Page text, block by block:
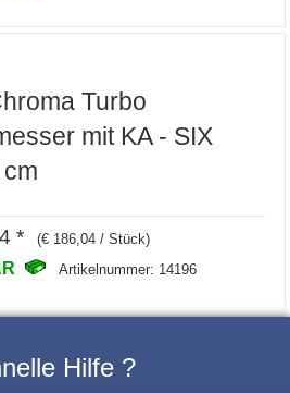
Turbo
mit KA - SIX
* (€ 186,04 / Stück)
Artikelnummer: 14196
Hilfe ?